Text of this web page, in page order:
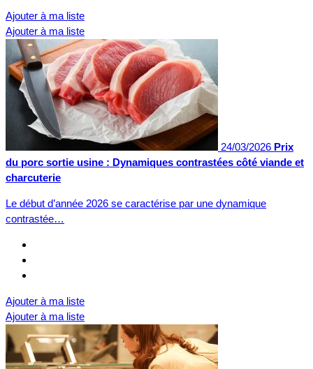
Ajouter à ma liste
Ajouter à ma liste
24/03/2026 Prix
du porc sortie usine : Dynamiques contrastées côté viande et
charcuterie
Le début d’année 2026 se caractérise par une dynamique
contrastée…
Ajouter à ma liste
Ajouter à ma liste